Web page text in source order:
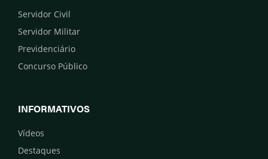
Servidor Civil
Servidor Militar
Previdenciário
Concurso Público
INFORMATIVOS
Vídeos
Destaques